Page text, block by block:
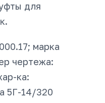
для
марка
чертежа:
ка:
5Г-14/320